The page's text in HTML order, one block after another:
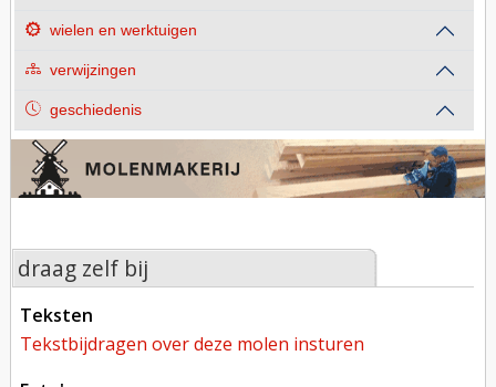
wielen en werktuigen
verwijzingen
geschiedenis
draag zelf bij
teksten
tekstbijdragen over deze molen insturen